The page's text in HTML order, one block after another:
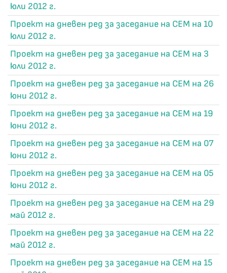
юли 2012 г.
Проект на дневен ред за заседание на СЕМ на 10
юли 2012 г.
Проект на дневен ред за заседание на СЕМ на 3
юли 2012 г.
Проект на дневен ред за заседание на СЕМ на 26
юни 2012 г.
Проект на дневен ред за заседание на СЕМ на 19
юни 2012 г.
Проект на дневен ред за заседание на СЕМ на 07
юни 2012 г.
Проект на дневен ред за заседание на СЕМ на 05
юни 2012 г.
Проект на дневен ред за заседание на СЕМ на 29
май 2012 г.
Проект на дневен ред за заседание на СЕМ на 22
май 2012 г.
Проект на дневен ред за заседание на СЕМ на 15